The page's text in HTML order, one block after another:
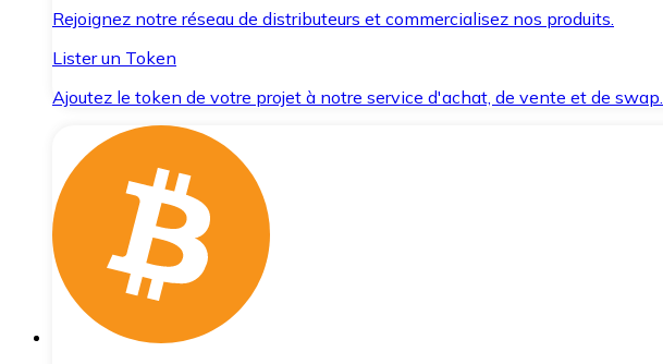
Rejoignez notre réseau de distributeurs et commercialisez nos produits.
Lister un Token
Ajoutez le token de votre projet à notre service d'achat, de vente et de swap.